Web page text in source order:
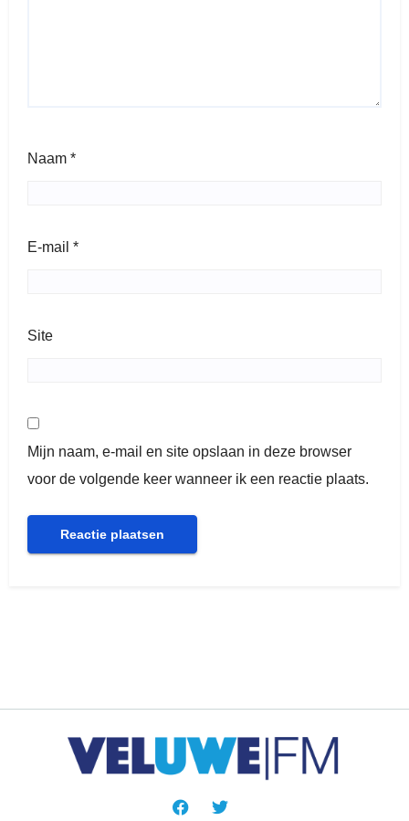
Naam *
E-mail *
Site
Mijn naam, e-mail en site opslaan in deze browser
voor de volgende keer wanneer ik een reactie plaats.